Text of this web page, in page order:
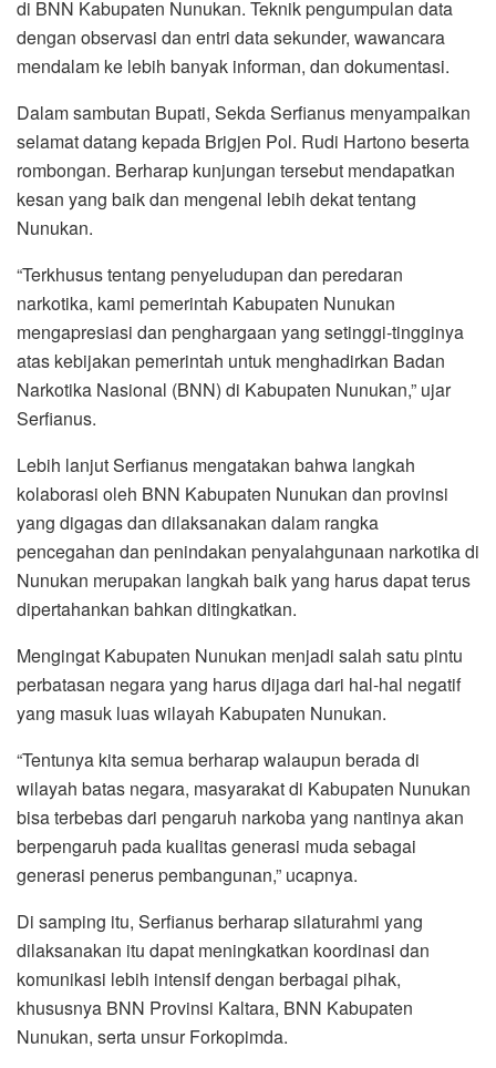
di BNN Kabupaten Nunukan. Teknik pengumpulan data
dengan observasi dan entri data sekunder, wawancara
mendalam ke lebih banyak informan, dan dokumentasi.
Dalam sambutan Bupati, Sekda Serfianus menyampaikan
selamat datang kepada Brigjen Pol. Rudi Hartono beserta
rombongan. Berharap kunjungan tersebut mendapatkan
kesan yang baik dan mengenal lebih dekat tentang
Nunukan.
“Terkhusus tentang penyeludupan dan peredaran
narkotika, kami pemerintah Kabupaten Nunukan
mengapresiasi dan penghargaan yang setinggi-tingginya
atas kebijakan pemerintah untuk menghadirkan Badan
Narkotika Nasional (BNN) di Kabupaten Nunukan,” ujar
Serfianus.
Lebih lanjut Serfianus mengatakan bahwa langkah
kolaborasi oleh BNN Kabupaten Nunukan dan provinsi
yang digagas dan dilaksanakan dalam rangka
pencegahan dan penindakan penyalahgunaan narkotika di
Nunukan merupakan langkah baik yang harus dapat terus
dipertahankan bahkan ditingkatkan.
Mengingat Kabupaten Nunukan menjadi salah satu pintu
perbatasan negara yang harus dijaga dari hal-hal negatif
yang masuk luas wilayah Kabupaten Nunukan.
“Tentunya kita semua berharap walaupun berada di
wilayah batas negara, masyarakat di Kabupaten Nunukan
bisa terbebas dari pengaruh narkoba yang nantinya akan
berpengaruh pada kualitas generasi muda sebagai
generasi penerus pembangunan,” ucapnya.
Di samping itu, Serfianus berharap silaturahmi yang
dilaksanakan itu dapat meningkatkan koordinasi dan
komunikasi lebih intensif dengan berbagai pihak,
khususnya BNN Provinsi Kaltara, BNN Kabupaten
Nunukan, serta unsur Forkopimda.